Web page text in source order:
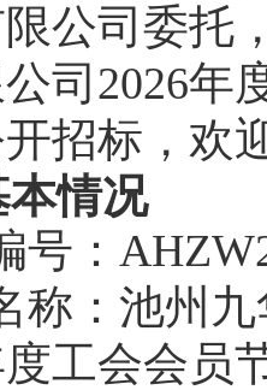
公司委托
司 2026年
招标，欢
情况
号：
称： 池州
度工会会员